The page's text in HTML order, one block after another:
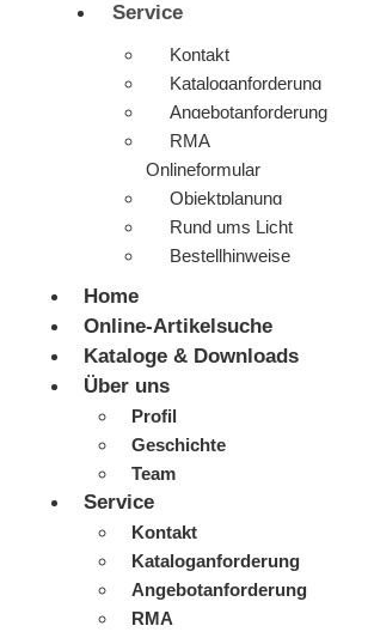
Service
Kontakt
Kataloganforderung
Angebotanforderung
RMA
Onlineformular
Objektplanung
Rund ums Licht
Bestellhinweise
Home
Online-Artikelsuche
Kataloge & Downloads
Über uns
Profil
Geschichte
Team
Service
Kontakt
Kataloganforderung
Angebotanforderung
RMA